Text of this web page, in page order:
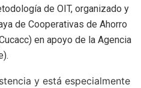
de OIT, organizado y
de Cooperativas de Ahorro
en apoyo de la Agencia
y está especialmente